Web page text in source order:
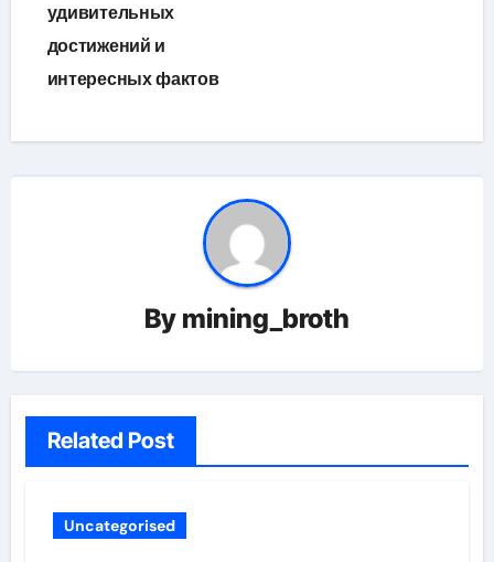
удивительных
достижений и
интересных фактов
By mining_broth
Related Post
Uncategorised